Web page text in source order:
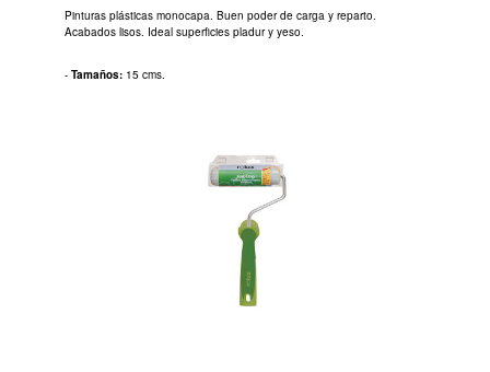
Pinturas plásticas monocapa. Buen poder de carga y reparto.
Acabados lisos. Ideal superficies pladur y yeso.
- Tamaños: 15 cms.